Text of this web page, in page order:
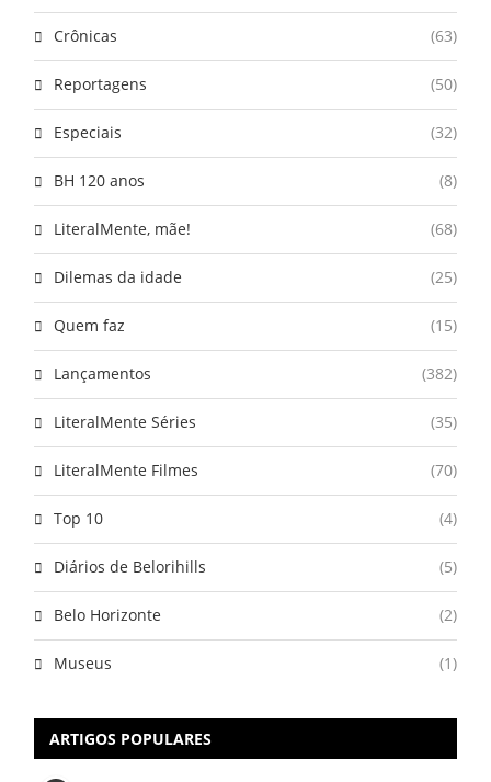
Crônicas (63)
Reportagens (50)
Especiais (32)
BH 120 anos (8)
LiteralMente, mãe! (68)
Dilemas da idade (25)
Quem faz (15)
Lançamentos (382)
LiteralMente Séries (35)
LiteralMente Filmes (70)
Top 10 (4)
Diários de Belorihills (5)
Belo Horizonte (2)
Museus (1)
ARTIGOS POPULARES